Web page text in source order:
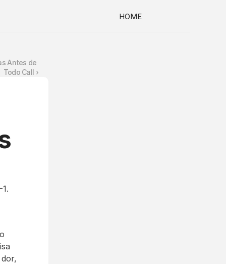
HOME
Antes de
Todo Call ›